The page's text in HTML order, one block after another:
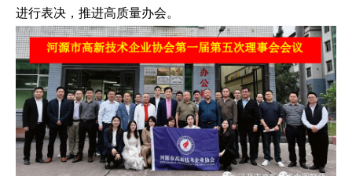
进行表决，推进高质量办会。